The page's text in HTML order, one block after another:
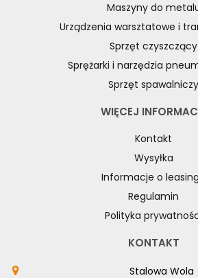
Maszyny do
Urządzenia warsztatowe i
Sprzęt czyszczący
Sprężarki i narzędzia
Sprzęt spawalniczy
WIĘCEJ
Kontakt
Wysyłka
Informacje o
Regulamin
Polityka
KONTAKT
Stalowa Wola